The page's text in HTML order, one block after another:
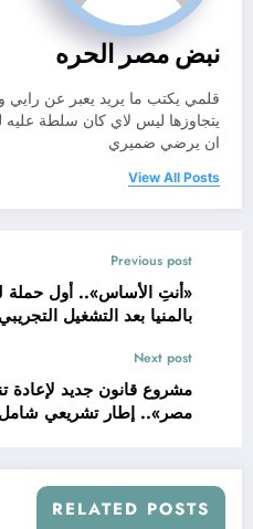
نبض مصر الحره
قلمي يكتب ما يريد يعبر عن
يتجاوزها ليس لاي كان سلطة
ان يرضي ضميري
View All Posts
Previous post
«أنتِ الأساس».. أول حملة
بالمنيا بعد التشغيل
Next post
مشروع قانون جديد لإعادة
مصر».. إطار تشريعي
RELATED POSTS